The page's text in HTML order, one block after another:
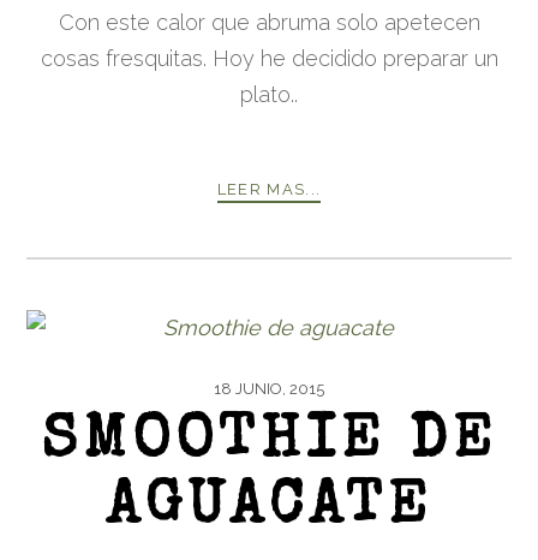
Con este calor que abruma solo apetecen
cosas fresquitas. Hoy he decidido preparar un
plato..
LEER MAS...
18 JUNIO, 2015
SMOOTHIE DE
AGUACATE